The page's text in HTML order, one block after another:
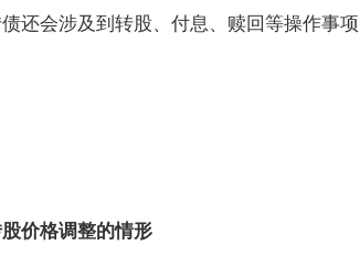
还会涉及到转股、付息、赎回等操作事
价格调整的情形